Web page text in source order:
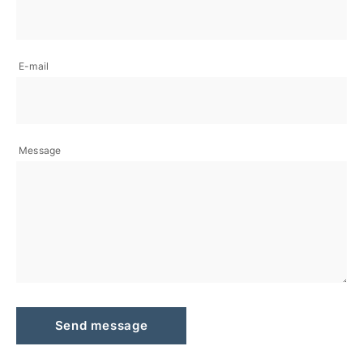
E-mail
Message
Send message